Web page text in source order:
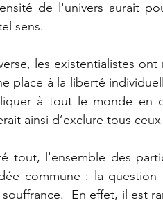
de l'univers aurait
sens.
les existentialistes
place à la liberté
à tout le monde en
ainsi d’exclure tous
tout, l'ensemble des
commune : la
En effet, il est